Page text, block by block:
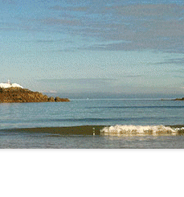
D’ACTEURS 2013
DE PRESSE
SITES DE AO1 À AO5
JURIDIQUES
MAMMIFÈRES MARINS
PAYSAGES
LA HAGUE-BRÉHAT, VERS
PROJET DE PARC
DANS LA BAIE
CASINO DU VAL-
GUÉMADEUC 2015
ROUTE DU RHUM 2014
RÉPONSES DES
ÉLECTIONS